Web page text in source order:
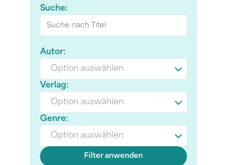
Suche:
Autor:
Option auswählen
Verlag:
Option auswählen
Genre:
Option auswählen
Filter anwenden